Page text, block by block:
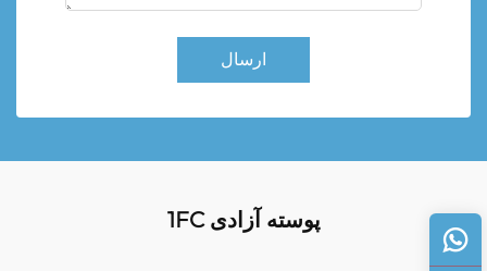
ارسال
پوسته آزادی 1FC